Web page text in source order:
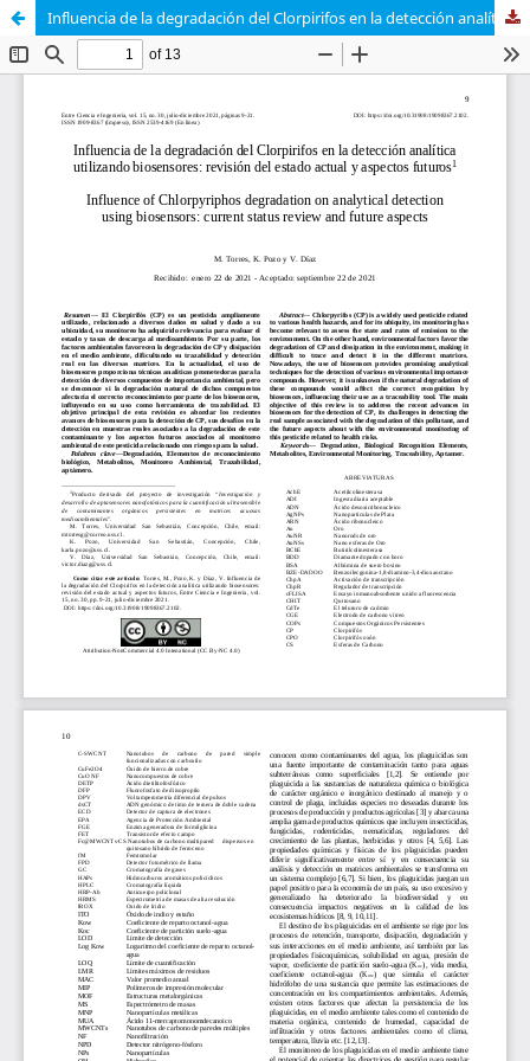
Influencia de la degradación del Clorpirifos en la detección analítica utilizando biosensores: revisión del estado actual y aspectos futuros